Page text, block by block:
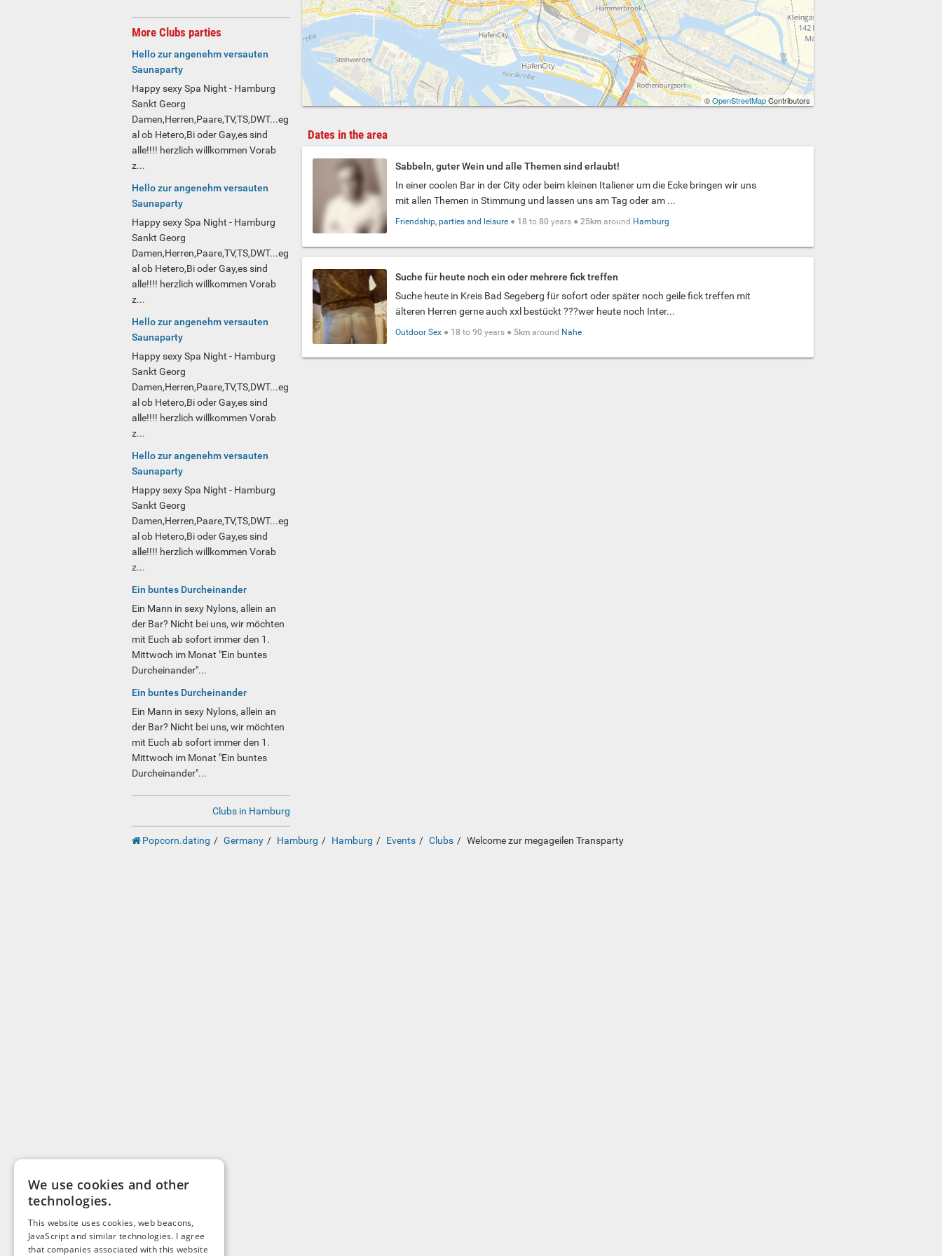
©OpenStreetMapContributors
Dates in the area
Sabbeln, guter Wein und alle Themen sind erlaubt!
In einer coolen Bar in der City oder beim kleinen Italiener um die Ecke bringen wir uns
mit allen Themen in Stimmung und lassen uns am Tag oder am ...
Friendship, parties and leisure ● 18 to80 years ●25km around Hamburg
Suche für heute noch ein oder mehrere fick treffen
Suche heute in Kreis Bad Segeberg für sofort oder später noch geile fick treffen mit
älteren Herren gerne auch xxl bestückt ???wer heute noch Inter...
Outdoor Sex ● 18 to90 years ● 5km around Nahe
More Clubs parties
Hello zur angenehm versauten
Saunaparty
Happy sexy Spa Night - Hamburg
Sankt Georg
Damen,Herren,Paare,TV,TS,DWT...eg
al ob Hetero,Bi oder Gay,es sind
alle!!!! herzlich willkommen Vorab
z...
Hello zur angenehm versauten
Saunaparty
Happy sexy Spa Night - Hamburg
Sankt Georg
Damen,Herren,Paare,TV,TS,DWT...eg
al ob Hetero,Bi oder Gay,es sind
alle!!!! herzlich willkommen Vorab
z...
Hello zur angenehm versauten
Saunaparty
Happy sexy Spa Night - Hamburg
Sankt Georg
Damen,Herren,Paare,TV,TS,DWT...eg
al ob Hetero,Bi oder Gay,es sind
alle!!!! herzlich willkommen Vorab
z...
Hello zur angenehm versauten
Saunaparty
Happy sexy Spa Night - Hamburg
Sankt Georg
Damen,Herren,Paare,TV,TS,DWT...eg
al ob Hetero,Bi oder Gay,es sind
alle!!!! herzlich willkommen Vorab
z...
Ein buntes Durcheinander
Ein Mann in sexy Nylons, allein an
der Bar? Nicht bei uns, wir möchten
mit Euch ab sofort immer den 1.
Mittwoch im Monat "Ein buntes
Durcheinander"...
Ein buntes Durcheinander
Ein Mann in sexy Nylons, allein an
der Bar? Nicht bei uns, wir möchten
mit Euch ab sofort immer den 1.
Mittwoch im Monat "Ein buntes
Durcheinander"...
Clubs in Hamburg
Popcorn.dating Germany Hamburg Hamburg Events Clubs Welcome zur megageilen Transparty
We use cookies and other
technologies.
This website uses cookies, web beacons,
JavaScript and similar technologies. I agree
that companies associated with this website